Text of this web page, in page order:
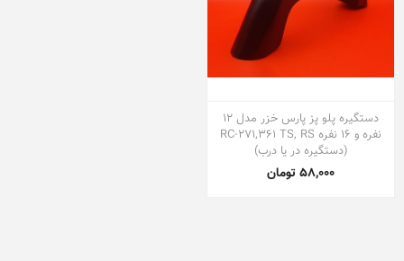
دستگیره پلو پز پارس خزر مدل 12
نفره و 16 نفره RC-271,361 TS, RS
(دستگیره در یا درب)
58,000 تومان